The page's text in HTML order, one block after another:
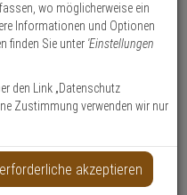
Sicherheit!
anlegen
wo möglicherweise ein
Informationen und Optionen
finden Sie unter 'Einstellungen
den Link „Datenschutz
Zustimmung verwenden wir nur
akzeptieren